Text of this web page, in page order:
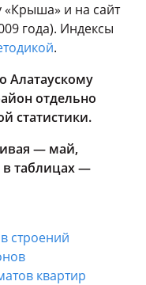
«Крыша» и на сайт
года). Индексы
.
Алатаускому
отдельно
статистики.
— май,
в таблицах —
строений
квартир